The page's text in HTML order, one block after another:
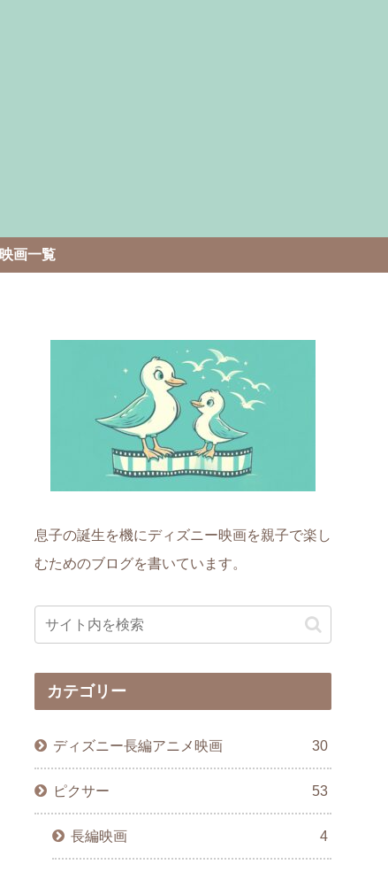
映画一覧
息子の誕生を機にディズニー映画を親子で楽し
むためのブログを書いています。
カテゴリー
ディズニー長編アニメ映画 30
ピクサー 53
長編映画 4